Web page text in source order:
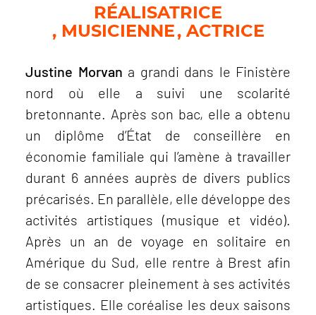
RÉALISATRICE
MUSICIENNE ACTRICE
Justine Morvan a grandi dans le Finistère
nord où elle a suivi une scolarité
bretonnante. Après son bac, elle a obtenu
un diplôme d’État de conseillère en
économie familiale qui l’amène à travailler
durant 6 années auprès de divers publics
précarisés. En parallèle, elle développe des
activités artistiques (musique et vidéo).
Après un an de voyage en solitaire en
Amérique du Sud, elle rentre à Brest afin
de se consacrer pleinement à ses activités
artistiques. Elle coréalise les deux saisons